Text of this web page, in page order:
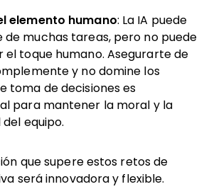
elemento humano: La IA puede
de muchas tareas, pero no puede
el toque humano. Asegurarte de
y no domine los
toma de decisiones es
para mantener la moral y la
equipo.
que supere estos retos de
será innovadora y flexible.